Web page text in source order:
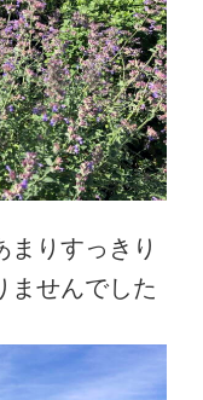
まりすっきり
ませんでした